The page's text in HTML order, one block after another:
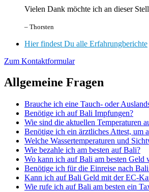
Vielen Dank möchte ich an dieser
– Thorsten
Hier findest Du alle Erfahrungberichte
Zum Kontaktformular
Allgemeine Fragen
Brauche ich eine Tauch- oder
Benötige ich auf Bali Impfungen?
Wie sind die aktuellen Temperaturen
Benötige ich ein ärztliches Attest, um
Welche Wassertemperaturen und
Wie bezahle ich am besten auf Bali?
Wo kann ich auf Bali am besten Geld
Benötige ich für die Einreise nach
Kann ich auf Bali Geld mit der EC-
Wie rufe ich auf Bali am besten ein